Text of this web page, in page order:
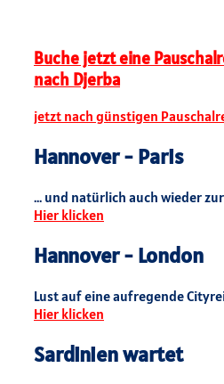
Buche jetzt eine
nach Djerba
jetzt nach günstigen
Hannover - Paris
... und natürlich auch wieder
Hier klicken
Hannover - London
Lust auf eine aufregende
Hier klicken
Sardinien wartet